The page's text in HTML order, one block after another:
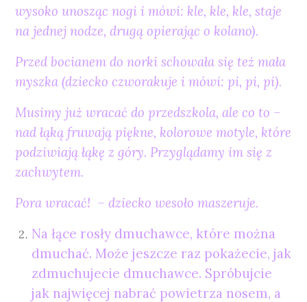
wysoko unosząc nogi i mówi: kle, kle, kle, staje
na jednej nodze, drugą opierając o kolano).
Przed bocianem do norki schowała się też mała
myszka (dziecko czworakuje i mówi: pi, pi, pi).
Musimy już wracać do przedszkola, ale co to –
nad łąką fruwają piękne, kolorowe motyle, które
podziwiają łąkę z góry. Przyglądamy im się z
zachwytem.
Pora wracać! – dziecko wesoło maszeruje.
Na łące rosły dmuchawce, które można
dmuchać. Może jeszcze raz pokażecie, jak
zdmuchujecie dmuchawce. Spróbujcie
jak najwięcej nabrać powietrza nosem, a